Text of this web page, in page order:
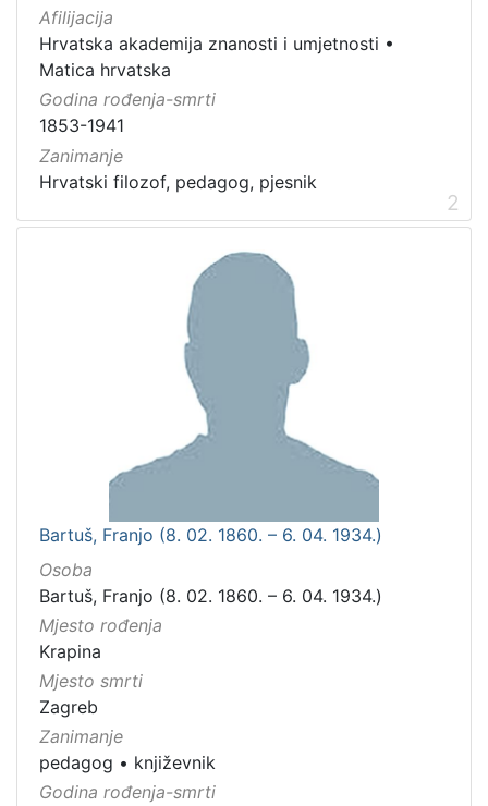
Afilijacija
Hrvatska akademija znanosti i umjetnosti •
Matica hrvatska
Godina rođenja-smrti
1853-1941
Zanimanje
Hrvatski filozof, pedagog, pjesnik
2
Bartuš, Franjo (8. 02. 1860. – 6. 04. 1934.)
Osoba
Bartuš, Franjo (8. 02. 1860. – 6. 04. 1934.)
Mjesto rođenja
Krapina
Mjesto smrti
Zagreb
Zanimanje
pedagog • književnik
Godina rođenja-smrti